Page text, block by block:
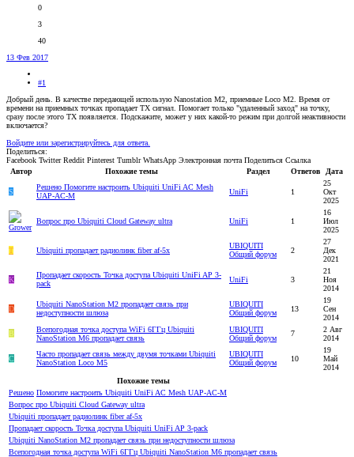
0
3
40
13 Фев 2017
#1
Добрый день. В качестве передающей использую Nanostation M2, приемные Loco M2. Время от
времени на приемных точках пропадает TX сигнал. Помогает только "удаленный заход" на точку,
сразу после этого TX появляется. Подскажите, может у них какой-то режим при долгой неактивности
включается?
Войдите или зарегистрируйтесь для ответа.
Поделиться:
Facebook Twitter Reddit Pinterest Tumblr WhatsApp Электронная почта Поделиться Ссылка
Автор
Похожие темы Раздел Ответов Дата
S
Решено Помогите настроить Ubiquiti UniFi AC Mesh
UAP-AC-M
UniFi 1
25
Окт
2025
Вопрос про Ubiquiti Cloud Gateway ultra UniFi 1
16
Июл
2025
T Ubiquiti пропадает радиолинк fiber af-5x
UBIQUITI
Общий форум
2
27
Дек
2021
K
Пропадает скорость Точка доступа Ubiquiti UniFi AP 3-
pack
UniFi 3
21
Ноя
2014
D
Ubiquiti NanoStation M2 пропадает связь при
недоступности шлюза
UBIQUITI
Общий форум
13
19
Сен
2014
В
Всепогодная точка доступа WiFi 6ГГц Ubiquiti
NanoStation M6 пропадает связь
UBIQUITI
Общий форум
7
2 Авг
2014
C
Часто пропадает связь между двумя точками Ubiquiti
NanoStation Loco M5
UBIQUITI
Общий форум
10
19
Май
2014
Похожие темы
Решено Помогите настроить Ubiquiti UniFi AC Mesh UAP-AC-M
Вопрос про Ubiquiti Cloud Gateway ultra
Ubiquiti пропадает радиолинк fiber af-5x
Пропадает скорость Точка доступа Ubiquiti UniFi AP 3-pack
Ubiquiti NanoStation M2 пропадает связь при недоступности шлюза
Всепогодная точка доступа WiFi 6ГГц Ubiquiti NanoStation M6 пропадает связь